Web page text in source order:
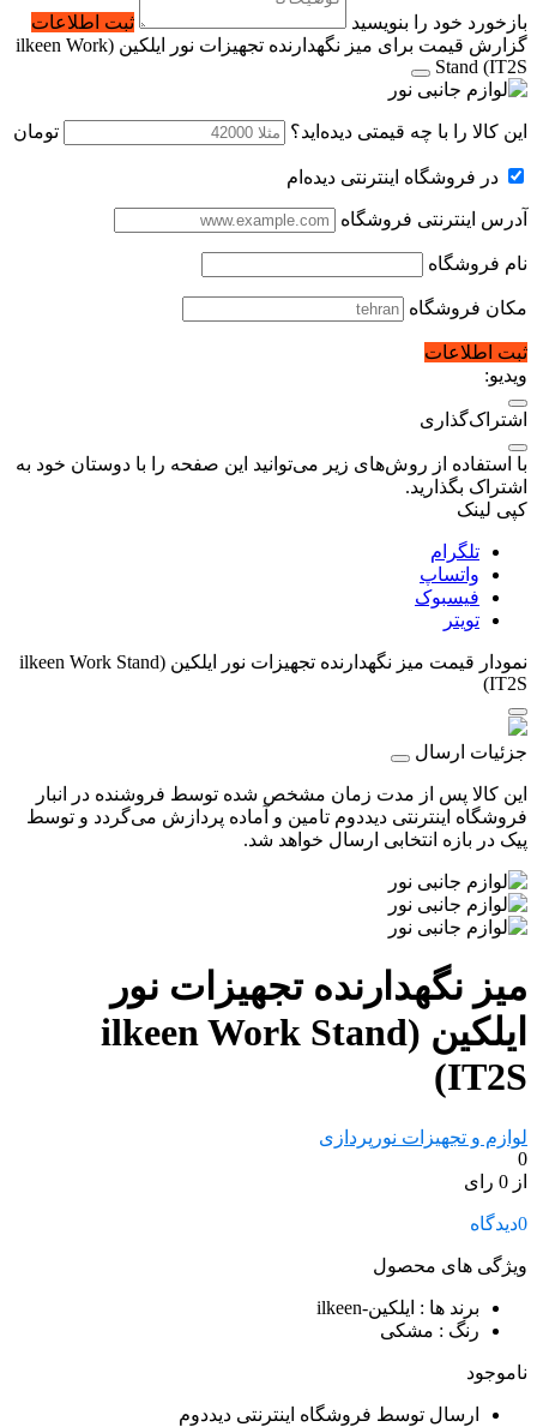
بازخورد خود را بنویسید
ثبت اطلاعات
گزارش قیمت برای میز نگهدارنده تجهیزات نور ایلکین (ilkeen Work
Stand (IT2S
این کالا را با چه قیمتی دیده‌اید؟ تومان
در فروشگاه اینترنتی دیده‌ام
آدرس اینترنتی فروشگاه
نام فروشگاه
مکان فروشگاه
ثبت اطلاعات
ویدیو:
اشتراک‌گذاری
با استفاده از روش‌های زیر می‌توانید این صفحه را با دوستان خود به
اشتراک بگذارید.
کپی لینک
تلگرام
واتساپ
فیسبوک
تویتر
نمودار قیمت
میز نگهدارنده تجهیزات نور ایلکین (ilkeen Work Stand
(IT2S
جزئیات ارسال
این کالا پس از مدت زمان مشخص شده توسط فروشنده در انبار
فروشگاه اینترنتی دیددوم تامین و آماده پردازش می‌گردد و توسط
پیک در بازه انتخابی ارسال خواهد شد.
میز نگهدارنده تجهیزات نور
ایلکین (ilkeen Work Stand
(IT2S
لوازم و تجهیزات نورپردازی
0
از 0 رای
0دیدگاه
ویژگی های محصول
برند ها : ایلکین-ilkeen
رنگ : مشکی
ناموجود
ارسال توسط فروشگاه اینترنتی دیددوم